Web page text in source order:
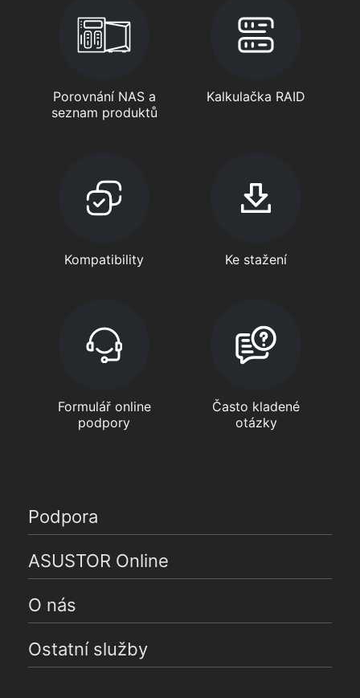
Porovnání NAS a
seznam produktů
Kalkulačka RAID
Kompatibility Ke stažení
Formulář online
podpory
Často kladené
otázky
Podpora
ASUSTOR Online
O nás
Ostatní služby